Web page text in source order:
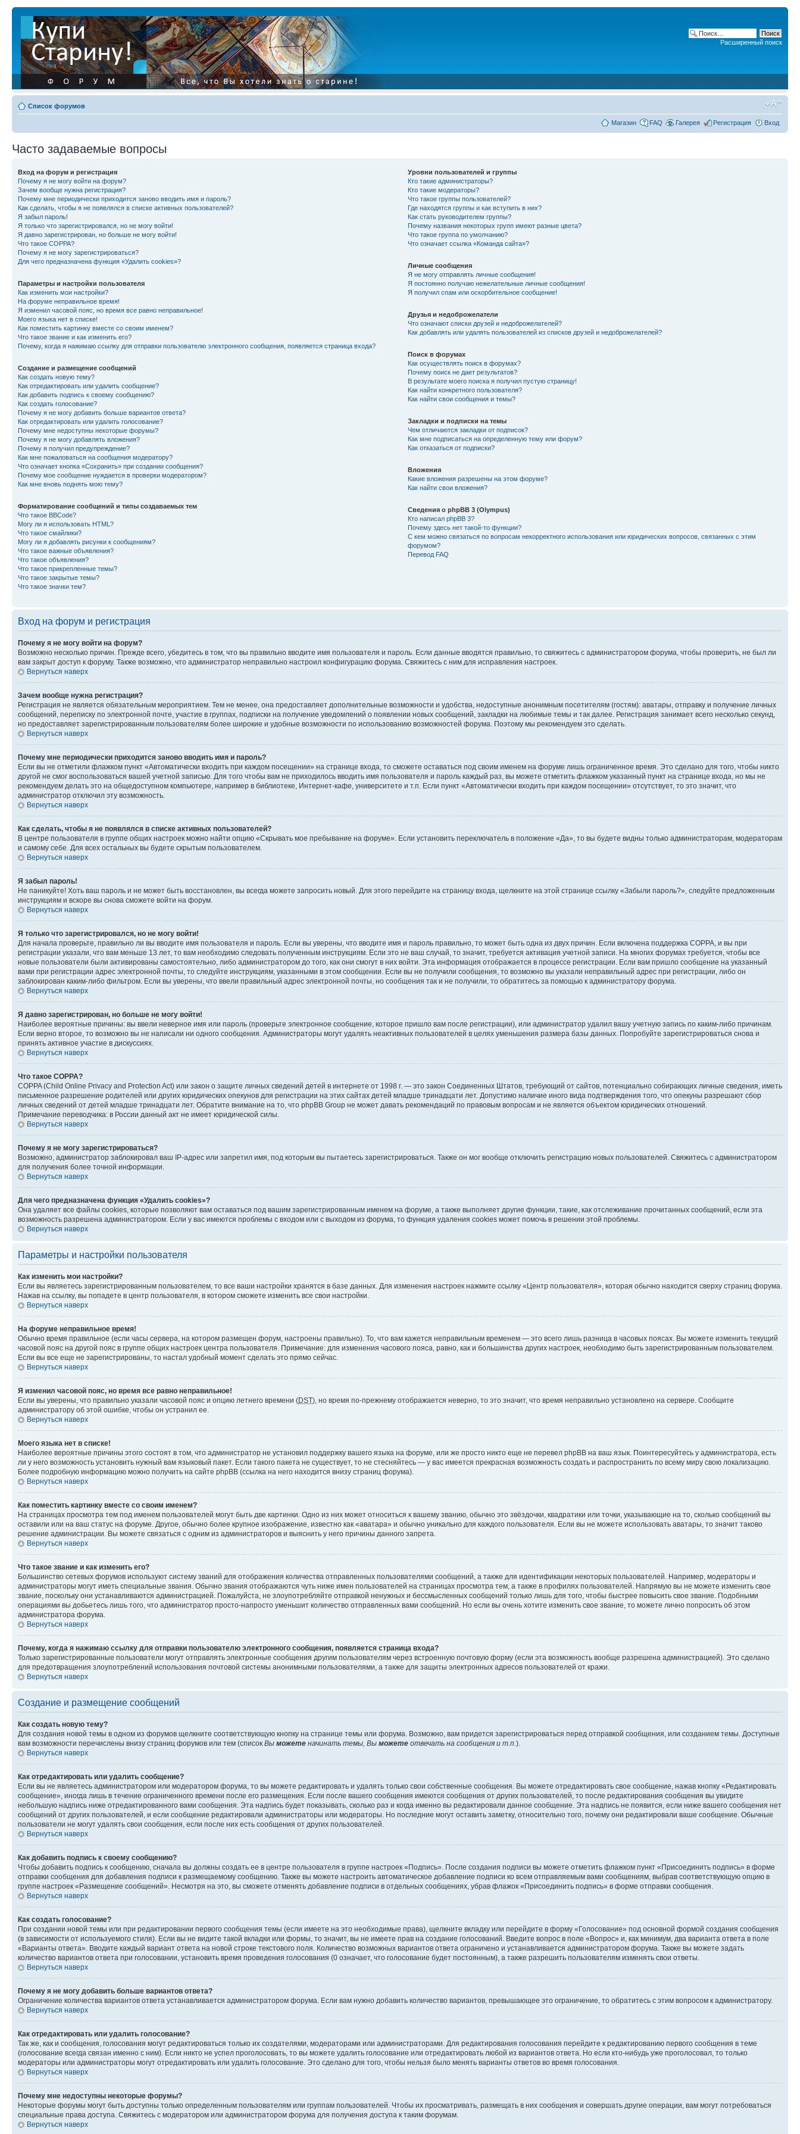
Расширенный поиск
Список форумов
Магазин FAQ Галерея Регистрация Вход
Часто задаваемые вопросы
Вход на форум и регистрация
Почему я не могу войти на форум?
Зачем вообще нужна регистрация?
Почему мне периодически приходится заново вводить имя и пароль?
Как сделать, чтобы я не появлялся в списке активных пользователей?
Я забыл пароль!
Я только что зарегистрировался, но не могу войти!
Я давно зарегистрирован, но больше не могу войти!
Что такое COPPA?
Почему я не могу зарегистрироваться?
Для чего предназначена функция «Удалить cookies»?
Параметры и настройки пользователя
Как изменить мои настройки?
На форуме неправильное время!
Я изменил часовой пояс, но время все равно неправильное!
Моего языка нет в списке!
Как поместить картинку вместе со своим именем?
Что такое звание и как изменить его?
Почему, когда я нажимаю ссылку для отправки пользователю электронного сообщения, появляется страница входа?
Создание и размещение сообщений
Как создать новую тему?
Как отредактировать или удалить сообщение?
Как добавить подпись к своему сообщению?
Как создать голосование?
Почему я не могу добавить больше вариантов ответа?
Как отредактировать или удалить голосование?
Почему мне недоступны некоторые форумы?
Почему я не могу добавлять вложения?
Почему я получил предупреждение?
Как мне пожаловаться на сообщения модератору?
Что означает кнопка «Сохранить» при создании сообщения?
Почему мое сообщение нуждается в проверки модератором?
Как мне вновь поднять мою тему?
Форматирование сообщений и типы создаваемых тем
Что такое BBCode?
Могу ли я использовать HTML?
Что такое смайлики?
Могу ли я добавлять рисунки к сообщениям?
Что такое важные объявления?
Что такое объявления?
Что такое прикрепленные темы?
Что такое закрытые темы?
Что такое значки тем?
Уровни пользователей и группы
Кто такие администраторы?
Кто такие модераторы?
Что такое группы пользователей?
Где находятся группы и как вступить в них?
Как стать руководителем группы?
Почему названия некоторых групп имеют разные цвета?
Что такое группа по умолчанию?
Что означает ссылка «Команда сайта»?
Личные сообщения
Я не могу отправлять личные сообщения!
Я постоянно получаю нежелательные личные сообщения!
Я получил спам или оскорбительное сообщение!
Друзья и недоброжелатели
Что означают списки друзей и недоброжелателей?
Как добавлять или удалять пользователей из списков друзей и недоброжелателей?
Поиск в форумах
Как осуществлять поиск в форумах?
Почему поиск не дает результатов?
В результате моего поиска я получил пустую страницу!
Как найти конкретного пользователя?
Как найти свои сообщения и темы?
Закладки и подписки на темы
Чем отличаются закладки от подписок?
Как мне подписаться на определенную тему или форум?
Как отказаться от подписки?
Вложения
Какие вложения разрешены на этом форуме?
Как найти свои вложения?
Сведения о phpBB 3 (Olympus)
Кто написал phpBB 3?
Почему здесь нет такой-то функции?
С кем можно связаться по вопросам некорректного использования или юридических вопросов, связанных с этим
форумом?
Перевод FAQ
Вход на форум и регистрация
Почему я не могу войти на форум?
Возможно несколько причин. Прежде всего, убедитесь в том, что вы правильно вводите имя пользователя и пароль. Если данные вводятся правильно, то свяжитесь с администратором форума, чтобы проверить, не был ли
вам закрыт доступ к форуму. Также возможно, что администратор неправильно настроил конфигурацию форума. Свяжитесь с ним для исправления настроек.
Вернуться наверх
Зачем вообще нужна регистрация?
Регистрация не является обязательным мероприятием. Тем не менее, она предоставляет дополнительные возможности и удобства, недоступные анонимным посетителям (гостям): аватары, отправку и получение личных
сообщений, переписку по электронной почте, участие в группах, подписки на получение уведомлений о появлении новых сообщений, закладки на любимые темы и так далее. Регистрация занимает всего несколько секунд,
но предоставляет зарегистрированным пользователям более широкие и удобные возможности по использованию возможностей форума. Поэтому мы рекомендуем это сделать.
Вернуться наверх
Почему мне периодически приходится заново вводить имя и пароль?
Если вы не отметили флажком пункт «Автоматически входить при каждом посещении» на странице входа, то сможете оставаться под своим именем на форуме лишь ограниченное время. Это сделано для того, чтобы никто
другой не смог воспользоваться вашей учетной записью. Для того чтобы вам не приходилось вводить имя пользователя и пароль каждый раз, вы можете отметить флажком указанный пункт на странице входа, но мы не
рекомендуем делать это на общедоступном компьютере, например в библиотеке, Интернет-кафе, университете и т.п. Если пункт «Автоматически входить при каждом посещении» отсутствует, то это значит, что
администратор отключил эту возможность.
Вернуться наверх
Как сделать, чтобы я не появлялся в списке активных пользователей?
В центре пользователя в группе общих настроек можно найти опцию «Скрывать мое пребывание на форуме». Если установить переключатель в положение «Да», то вы будете видны только администраторам, модераторам
и самому себе. Для всех остальных вы будете скрытым пользователем.
Вернуться наверх
Я забыл пароль!
Не паникуйте! Хоть ваш пароль и не может быть восстановлен, вы всегда можете запросить новый. Для этого перейдите на страницу входа, щелкните на этой странице ссылку «Забыли пароль?», следуйте предложенным
инструкциям и вскоре вы снова сможете войти на форум.
Вернуться наверх
Я только что зарегистрировался, но не могу войти!
Для начала проверьте, правильно ли вы вводите имя пользователя и пароль. Если вы уверены, что вводите имя и пароль правильно, то может быть одна из двух причин. Если включена поддержка COPPA, и вы при
регистрации указали, что вам меньше 13 лет, то вам необходимо следовать полученным инструкциям. Если это не ваш случай, то значит, требуется активация учетной записи. На многих форумах требуется, чтобы все
новые пользователи были активированы самостоятельно, либо администратором до того, как они смогут в них войти. Эта информация отображается в процессе регистрации. Если вам пришло сообщение на указанный
вами при регистрации адрес электронной почты, то следуйте инструкциям, указанными в этом сообщении. Если вы не получили сообщения, то возможно вы указали неправильный адрес при регистрации, либо он
заблокирован каким-либо фильтром. Если вы уверены, что ввели правильный адрес электронной почты, но сообщения так и не получили, то обратитесь за помощью к администратору форума.
Вернуться наверх
Я давно зарегистрирован, но больше не могу войти!
Наиболее вероятные причины: вы ввели неверное имя или пароль (проверьте электронное сообщение, которое пришло вам после регистрации), или администратор удалил вашу учетную запись по каким-либо причинам.
Если верно второе, то возможно вы не написали ни одного сообщения. Администраторы могут удалять неактивных пользователей в целях уменьшения размера базы данных. Попробуйте зарегистрироваться снова и
принять активное участие в дискуссиях.
Вернуться наверх
Что такое COPPA?
COPPA (Child Online Privacy and Protection Act) или закон о защите личных сведений детей в интернете от 1998 г. — это закон Соединенных Штатов, требующий от сайтов, потенциально собирающих личные сведения, иметь
письменное разрешение родителей или других юридических опекунов для регистрации на этих сайтах детей младше тринадцати лет. Допустимо наличие иного вида подтверждения того, что опекуны разрешают сбор
личных сведений от детей младше тринадцати лет. Обратите внимание на то, что phpBB Group не может давать рекомендаций по правовым вопросам и не является объектом юридических отношений.
Примечание переводчика: в России данный акт не имеет юридической силы.
Вернуться наверх
Почему я не могу зарегистрироваться?
Возможно, администратор заблокировал ваш IP-адрес или запретил имя, под которым вы пытаетесь зарегистрироваться. Также он мог вообще отключить регистрацию новых пользователей. Свяжитесь с администратором
для получения более точной информации.
Вернуться наверх
Для чего предназначена функция «Удалить cookies»?
Она удаляет все файлы cookies, которые позволяют вам оставаться под вашим зарегистрированным именем на форуме, а также выполняет другие функции, такие, как отслеживание прочитанных сообщений, если эта
возможность разрешена администратором. Если у вас имеются проблемы с входом или с выходом из форума, то функция удаления cookies может помочь в решении этой проблемы.
Вернуться наверх
Параметры и настройки пользователя
Как изменить мои настройки?
Если вы являетесь зарегистрированным пользователем, то все ваши настройки хранятся в базе данных. Для изменения настроек нажмите ссылку «Центр пользователя», которая обычно находится сверху страниц форума.
Нажав на ссылку, вы попадете в центр пользователя, в котором сможете изменить все свои настройки.
Вернуться наверх
На форуме неправильное время!
Обычно время правильное (если часы сервера, на котором размещен форум, настроены правильно). То, что вам кажется неправильным временем — это всего лишь разница в часовых поясах. Вы можете изменить текущий
часовой пояс на другой пояс в группе общих настроек центра пользователя. Примечание: для изменения часового пояса, равно, как и большинства других настроек, необходимо быть зарегистрированным пользователем.
Если вы все еще не зарегистрированы, то настал удобный момент сделать это прямо сейчас.
Вернуться наверх
Я изменил часовой пояс, но время все равно неправильное!
Если вы уверены, что правильно указали часовой пояс и опцию летнего времени (DST), но время по-прежнему отображается неверно, то это значит, что время неправильно установлено на сервере. Сообщите
администратору об этой ошибке, чтобы он устранил ее.
Вернуться наверх
Моего языка нет в списке!
Наиболее вероятные причины этого состоят в том, что администратор не установил поддержку вашего языка на форуме, или же просто никто еще не перевел phpBB на ваш язык. Поинтересуйтесь у администратора, есть
ли у него возможность установить нужный вам языковый пакет. Если такого пакета не существует, то не стесняйтесь — у вас имеется прекрасная возможность создать и распространить по всему миру свою локализацию.
Более подробную информацию можно получить на сайте phpBB (ссылка на него находится внизу страниц форума).
Вернуться наверх
Как поместить картинку вместе со своим именем?
На страницах просмотра тем под именем пользователей могут быть две картинки. Одно из них может относиться к вашему званию, обычно это звёздочки, квадратики или точки, указывающие на то, сколько сообщений вы
оставили или на ваш статус на форуме. Другое, обычно более крупное изображение, известно как «аватара» и обычно уникально для каждого пользователя. Если вы не можете использовать аватары, то значит таково
решение администрации. Вы можете связаться с одним из администраторов и выяснить у него причины данного запрета.
Вернуться наверх
Что такое звание и как изменить его?
Большинство сетевых форумов используют систему званий для отображения количества отправленных пользователями сообщений, а также для идентификации некоторых пользователей. Например, модераторы и
администраторы могут иметь специальные звания. Обычно звания отображаются чуть ниже имен пользователей на страницах просмотра тем, а также в профилях пользователей. Напрямую вы не можете изменить свое
звание, поскольку они устанавливаются администрацией. Пожалуйста, не злоупотребляйте отправкой ненужных и бессмысленных сообщений только лишь для того, чтобы быстрее повысить свое звание. Подобными
операциями вы добьетесь лишь того, что администратор просто-напросто уменьшит количество отправленных вами сообщений. Но если вы очень хотите изменить свое звание, то можете лично попросить об этом
администратора форума.
Вернуться наверх
Почему, когда я нажимаю ссылку для отправки пользователю электронного сообщения, появляется страница входа?
Только зарегистрированные пользователи могут отправлять электронные сообщения другим пользователям через встроенную почтовую форму (если эта возможность вообще разрешена администрацией). Это сделано
для предотвращения злоупотреблений использования почтовой системы анонимными пользователями, а также для защиты электронных адресов пользователей от кражи.
Вернуться наверх
Создание и размещение сообщений
Как создать новую тему?
Для создания новой темы в одном из форумов щелкните соответствующую кнопку на странице темы или форума. Возможно, вам придется зарегистрироваться перед отправкой сообщения, или созданием темы. Доступные
вам возможности перечислены внизу страниц форумов или тем (список Вы можете начинать темы, Вы можете отвечать на сообщения и т.п.).
Вернуться наверх
Как отредактировать или удалить сообщение?
Если вы не являетесь администратором или модератором форума, то вы можете редактировать и удалять только свои собственные сообщения. Вы можете отредактировать свое сообщение, нажав кнопку «Редактировать
сообщение», иногда лишь в течение ограниченного времени после его размещения. Если после вашего сообщения имеются сообщения от других пользователей, то после редактирования сообщения вы увидите
небольшую надпись ниже отредактированного вами сообщения. Эта надпись будет показывать, сколько раз и когда именно вы редактировали данное сообщение. Эта надпись не появится, если ниже вашего сообщения нет
сообщений от других пользователей, и если сообщение редактировали администраторы или модераторы. Но последние могут оставить заметку, относительно того, почему они редактировали ваше сообщение. Обычные
пользователи не могут удалять свои сообщения, если после них есть сообщения от других пользователей.
Вернуться наверх
Как добавить подпись к своему сообщению?
Чтобы добавить подпись к сообщению, сначала вы должны создать ее в центре пользователя в группе настроек «Подпись». После создания подписи вы можете отметить флажком пункт «Присоединить подпись» в форме
отправки сообщения для добавления подписи к размещаемому сообщению. Также вы можете настроить автоматическое добавление подписи ко всем отправляемым вами сообщениям, выбрав соответствующую опцию в
группе настроек «Размещение сообщений». Несмотря на это, вы сможете отменять добавление подписи в отдельных сообщениях, убрав флажок «Присоединить подпись» в форме отправки сообщения.
Вернуться наверх
Как создать голосование?
При создании новой темы или при редактировании первого сообщения темы (если имеете на это необходимые права), щелкните вкладку или перейдите в форму «Голосование» под основной формой создания сообщения
(в зависимости от используемого стиля). Если вы не видите такой вкладки или формы, то значит, вы не имеете прав на создание голосований. Введите вопрос в поле «Вопрос» и, как минимум, два варианта ответа в поле
«Варианты ответа». Вводите каждый вариант ответа на новой строке текстового поля. Количество возможных вариантов ответа ограничено и устанавливается администратором форума. Также вы можете задать
количество вариантов ответа при голосовании, установить время проведения голосования (0 означает, что голосование будет постоянным), а также разрешить пользователям изменять свои ответы.
Вернуться наверх
Почему я не могу добавить больше вариантов ответа?
Ограничение количества вариантов ответа устанавливается администратором форума. Если вам нужно добавить количество вариантов, превышающее это ограничение, то обратитесь с этим вопросом к администратору.
Вернуться наверх
Как отредактировать или удалить голосование?
Так же, как и сообщения, голосования могут редактироваться только их создателями, модераторами или администраторами. Для редактирования голосования перейдите к редактированию первого сообщения в теме
(голосование всегда связан именно с ним). Если никто не успел проголосовать, то вы можете удалить голосование или отредактировать любой из вариантов ответа. Но если кто-нибудь уже проголосовал, то только
модераторы или администраторы могут отредактировать или удалить голосование. Это сделано для того, чтобы нельзя было менять варианты ответов во время голосования.
Вернуться наверх
Почему мне недоступны некоторые форумы?
Некоторые форумы могут быть доступны только определенным пользователям или группам пользователей. Чтобы их просматривать, размещать в них сообщения и совершать другие операции, вам могут потребоваться
специальные права доступа. Свяжитесь с модератором или администратором форума для получения доступа к таким форумам.
Вернуться наверх